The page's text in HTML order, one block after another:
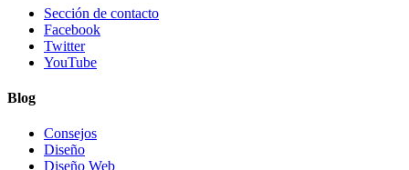
Sección de contacto
Facebook
Twitter
YouTube
Blog
Consejos
Diseño
Diseño Web